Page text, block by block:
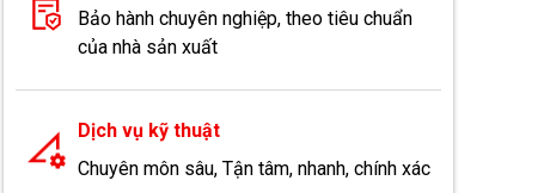
Bảo hành chuyên nghiệp, theo tiêu chuẩn
của nhà sản xuất
Dịch vụ kỹ thuật
Chuyên môn sâu, Tận tâm, nhanh, chính xác